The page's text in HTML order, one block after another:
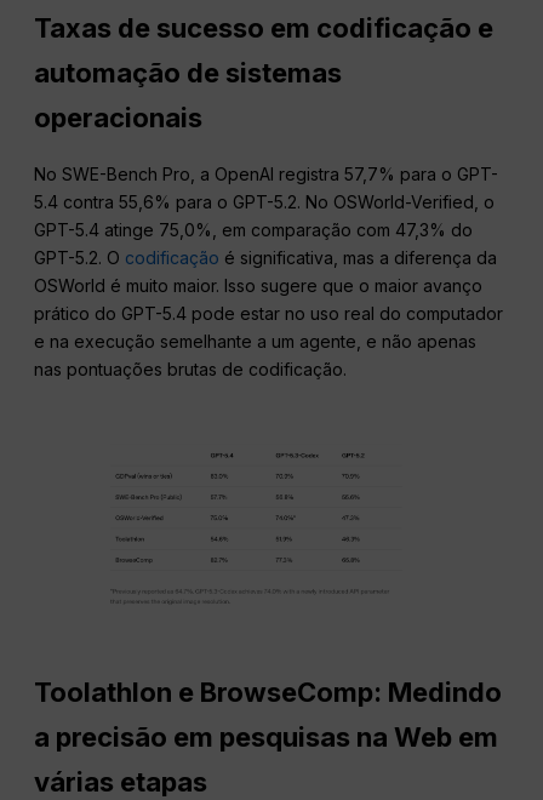
Taxas de sucesso em codificação e
automação de sistemas
operacionais
No SWE-Bench Pro, a OpenAI registra 57,7% para o GPT-
5.4 contra 55,6% para o GPT-5.2. No OSWorld-Verified, o
GPT-5.4 atinge 75,0%, em comparação com 47,3% do
GPT-5.2. O codificação é significativa, mas a diferença da
OSWorld é muito maior. Isso sugere que o maior avanço
prático do GPT-5.4 pode estar no uso real do computador
e na execução semelhante a um agente, e não apenas
nas pontuações brutas de codificação.
Toolathlon e BrowseComp: Medindo
a precisão em pesquisas na Web em
várias etapas